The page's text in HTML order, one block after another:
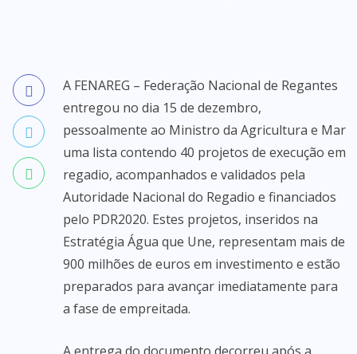
A FENAREG – Federação Nacional de Regantes
entregou no dia 15 de dezembro,
pessoalmente ao Ministro da Agricultura e Mar
uma lista contendo 40 projetos de execução em
regadio, acompanhados e validados pela
Autoridade Nacional do Regadio e financiados
pelo PDR2020. Estes projetos, inseridos na
Estratégia Água que Une, representam mais de
900 milhões de euros em investimento e estão
preparados para avançar imediatamente para
a fase de empreitada.